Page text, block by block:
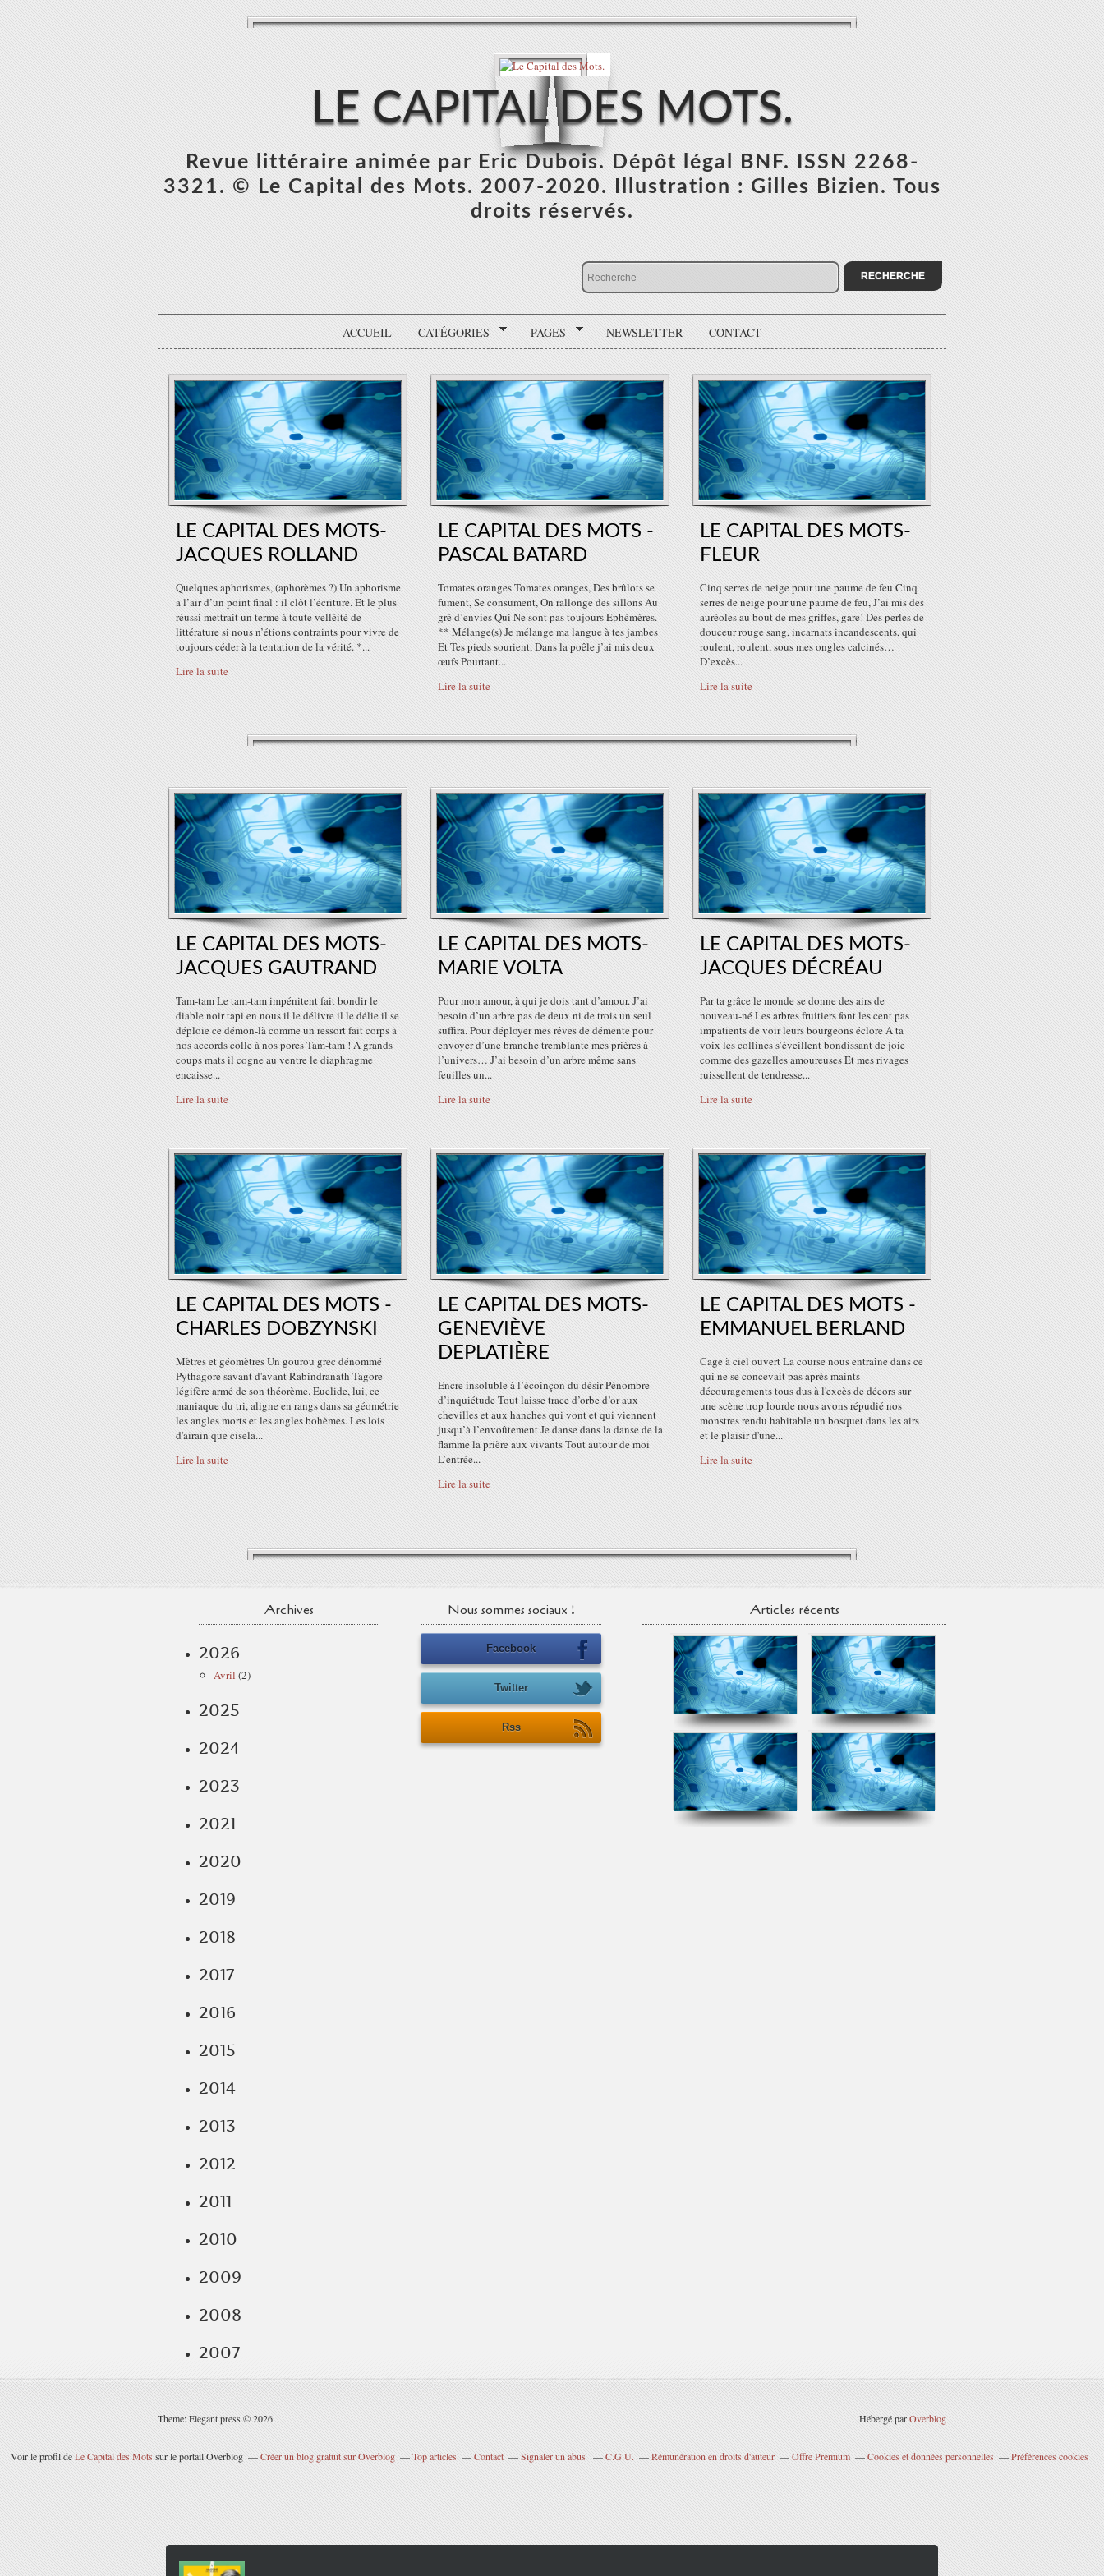
LE CAPITAL DES MOTS.
Revue littéraire animée par Eric Dubois. Dépôt légal BNF. ISSN 2268-
3321. © Le Capital des Mots. 2007-2020. Illustration : Gilles Bizien. Tous
droits réservés.
ACCUEIL CATÉGORIES PAGES NEWSLETTER CONTACT
LE CAPITAL DES MOTS-
JACQUES ROLLAND
Quelques aphorismes, (aphorèmes ?) Un aphorisme
a l’air d’un point final : il clôt l’écriture. Et le plus
réussi mettrait un terme à toute velléité de
littérature si nous n’étions contraints pour vivre de
toujours céder à la tentation de la vérité. *...
Lire la suite
LE CAPITAL DES MOTS -
PASCAL BATARD
Tomates oranges Tomates oranges, Des brûlots se
fument, Se consument, On rallonge des sillons Au
gré d’envies Qui Ne sont pas toujours Ephémères.
** Mélange(s) Je mélange ma langue à tes jambes
Et Tes pieds sourient, Dans la poêle j’ai mis deux
œufs Pourtant...
Lire la suite
LE CAPITAL DES MOTS-
FLEUR
Cinq serres de neige pour une paume de feu Cinq
serres de neige pour une paume de feu, J’ai mis des
auréoles au bout de mes griffes, gare! Des perles de
douceur rouge sang, incarnats incandescents, qui
roulent, roulent, sous mes ongles calcinés…
D’excès...
Lire la suite
LE CAPITAL DES MOTS-
JACQUES GAUTRAND
Tam-tam Le tam-tam impénitent fait bondir le
diable noir tapi en nous il le délivre il le délie il se
déploie ce démon-là comme un ressort fait corps à
nos accords colle à nos pores Tam-tam ! A grands
coups mats il cogne au ventre le diaphragme
encaisse...
Lire la suite
LE CAPITAL DES MOTS-
MARIE VOLTA
Pour mon amour, à qui je dois tant d’amour. J’ai
besoin d’un arbre pas de deux ni de trois un seul
suffira. Pour déployer mes rêves de démente pour
envoyer d’une branche tremblante mes prières à
l’univers… J’ai besoin d’un arbre même sans
feuilles un...
Lire la suite
LE CAPITAL DES MOTS-
JACQUES DÉCRÉAU
Par ta grâce le monde se donne des airs de
nouveau-né Les arbres fruitiers font les cent pas
impatients de voir leurs bourgeons éclore A ta
voix les collines s’éveillent bondissant de joie
comme des gazelles amoureuses Et mes rivages
ruissellent de tendresse...
Lire la suite
LE CAPITAL DES MOTS -
CHARLES DOBZYNSKI
Mètres et géomètres Un gourou grec dénommé
Pythagore savant d'avant Rabindranath Tagore
légifère armé de son théorème. Euclide, lui, ce
maniaque du tri, aligne en rangs dans sa géométrie
les angles morts et les angles bohèmes. Les lois
d'airain que cisela...
Lire la suite
LE CAPITAL DES MOTS-
GENEVIÈVE
DEPLATIÈRE
Encre insoluble à l’écoinçon du désir Pénombre
d’inquiétude Tout laisse trace d’orbe d’or aux
chevilles et aux hanches qui vont et qui viennent
jusqu’à l’envoûtement Je danse dans la danse de la
flamme la prière aux vivants Tout autour de moi
L’entrée...
Lire la suite
LE CAPITAL DES MOTS -
EMMANUEL BERLAND
Cage à ciel ouvert La course nous entraîne dans ce
qui ne se concevait pas après maints
découragements tous dus à l'excès de décors sur
une scène trop lourde nous avons répudié nos
monstres rendu habitable un bosquet dans les airs
et le plaisir d'une...
Lire la suite
Archives
2026
Avril (2)
2025
2024
2023
2021
2020
2019
2018
2017
2016
2015
2014
2013
2012
2011
2010
2009
2008
2007
Nous sommes sociaux !
Facebook
Twitter
Rss
Articles récents
Theme: Elegant press © 2026 Hébergé parOverblog
Voir le profil deLe Capital des Motssur le portail Overblog Créer un blog gratuit sur Overblog Top articles Contact Signaler un abus C.G.U. Rémunération en droits d'auteur Offre Premium Cookies et données personnelles Préférences cookies